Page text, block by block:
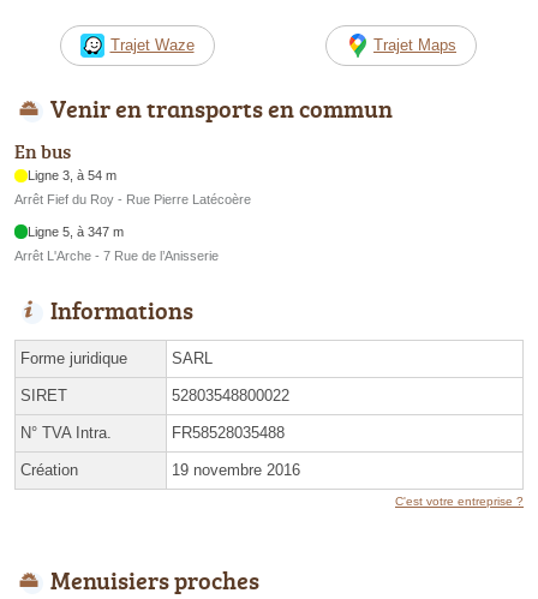
Trajet Waze Trajet Maps
Venir en transports en commun
En bus
Ligne 3, à 54 m
Arrêt Fief du Roy - Rue Pierre Latécoère
Ligne 5, à 347 m
Arrêt L'Arche - 7 Rue de l’Anisserie
Informations
Forme juridique SARL
SIRET 52803548800022
N° TVA Intra. FR58528035488
Création 19 novembre 2016
C'est votre entreprise ?
Menuisiers proches